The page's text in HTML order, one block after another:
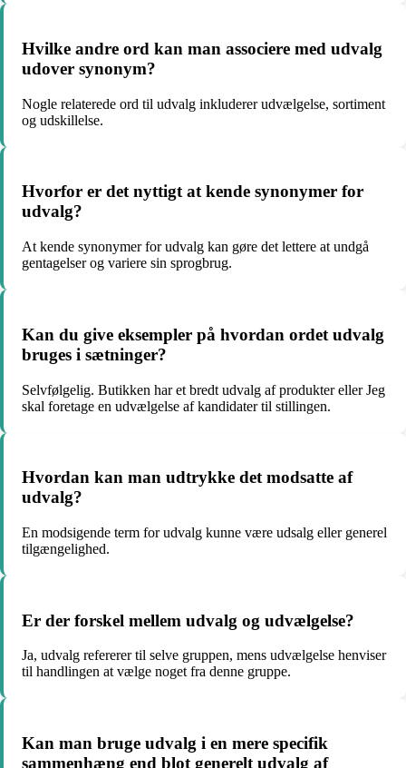
Hvilke andre ord kan man associere med udvalg
udover synonym?
Nogle relaterede ord til udvalg inkluderer udvælgelse, sortiment
og udskillelse.
Hvorfor er det nyttigt at kende synonymer for
udvalg?
At kende synonymer for udvalg kan gøre det lettere at undgå
gentagelser og variere sin sprogbrug.
Kan du give eksempler på hvordan ordet udvalg
bruges i sætninger?
Selvfølgelig. Butikken har et bredt udvalg af produkter eller Jeg
skal foretage en udvælgelse af kandidater til stillingen.
Hvordan kan man udtrykke det modsatte af
udvalg?
En modsigende term for udvalg kunne være udsalg eller generel
tilgængelighed.
Er der forskel mellem udvalg og udvælgelse?
Ja, udvalg refererer til selve gruppen, mens udvælgelse henviser
til handlingen at vælge noget fra denne gruppe.
Kan man bruge udvalg i en mere specifik
sammenhæng end blot generelt udvalg af